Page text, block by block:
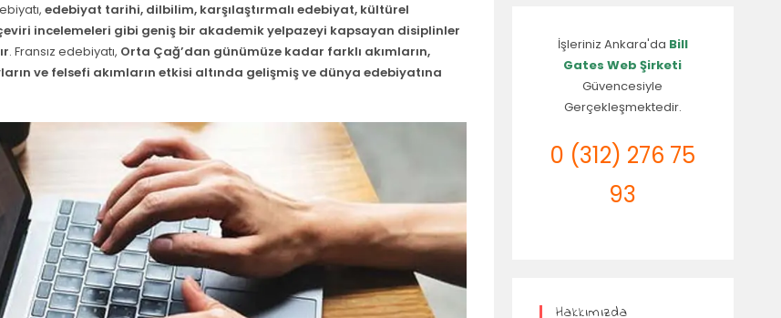
edebiyat tarihi, dilbilim, karşılaştırmalı edebiyat, kültürel
incelemeleri gibi geniş bir akademik yelpazeyi kapsayan disiplinler
. Fransız edebiyatı, Orta Çağ’dan günümüze kadar farklı akımların,
ve felsefi akımların etkisi altında gelişmiş ve dünya edebiyatına
İşleriniz Ankara'da Bill
Gates Web Şirketi
Güvencesiyle
Gerçekleşmektedir.
0 (312) 276 75
93
Hakkımızda